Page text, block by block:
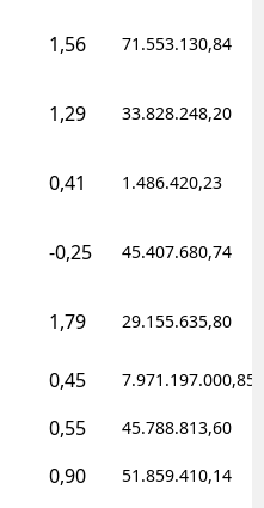
Kars
Kırklareli
Kütahya
Malatya
Manisa
1,56 71.553.130,84
1,29 33.828.248,20
0,41 1.486.420,23
-0,25 45.407.680,74
1,79 29.155.635,80
0,45 7.971.197.000,85
0,55 45.788.813,60
0,90 51.859.410,14